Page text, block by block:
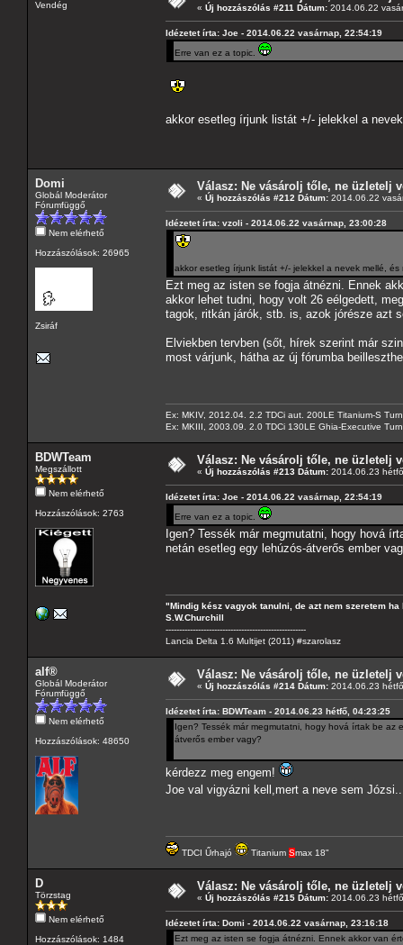
Vendég « Új hozzászólás #211 Dátum: 2014.06.22
Idézetet írta: Joe - 2014.06.22 vasárnap, 22:54:19
Erre van ez a topic.
akkor esetleg írjunk listát +/- jelekkel a
Domi
Globál Moderátor
Fórumfüggő
Nem elérhető
Hozzászólások: 26965
Zsiráf
Válasz: Ne vásárolj tőle, ne üzletelj
« Új hozzászólás #212 Dátum: 2014.06.22
Idézetet írta: vzoli - 2014.06.22 vasárnap, 23:00:28
akkor esetleg írjunk listát +/- jelekkel a nevek mellé,
Ezt meg az isten se fogja átnézni. Ennek
akkor lehet tudni, hogy volt 26 eélgedett,
tagok, ritkán járók, stb. is, azok jórésze azt
Elviekben tervben (sőt, hírek szerint már
most várjunk, hátha az új fórumba
Ex: MKIV, 2012.04. 2.2 TDCi aut. 200LE Titanium-S
Ex: MKIII, 2003.09. 2.0 TDCi 130LE Ghia-Executive
BDWTeam
Megszállott
Nem elérhető
Hozzászólások: 2763
Válasz: Ne vásárolj tőle, ne üzletelj
« Új hozzászólás #213 Dátum: 2014.06.23
Idézetet írta: Joe - 2014.06.22 vasárnap, 22:54:19
Erre van ez a topic.
Igen? Tessék már megmutatni, hogy hová
netán esetleg egy lehúzós-átverős ember
"Mindig kész vagyok tanulni, de azt nem szeretem
S.W.Churchill
----------------------------------------------------
Lancia Delta 1.6 Multijet (2011) #szarolasz
alf®
Globál Moderátor
Fórumfüggő
Nem elérhető
Hozzászólások: 48650
Válasz: Ne vásárolj tőle, ne üzletelj
« Új hozzászólás #214 Dátum: 2014.06.23
Idézetet írta: BDWTeam - 2014.06.23 hétfő, 04:23:25
Igen? Tessék már megmutatni, hogy hová írtak be
átverős ember vagy?
kérdezz meg engem!
Joe val vigyázni kell,mert a neve sem
TDCI Űrhajó Titanium Smax 18"
D
Törzstag
Nem elérhető
Hozzászólások: 1484
Válasz: Ne vásárolj tőle, ne üzletelj
« Új hozzászólás #215 Dátum: 2014.06.23
Idézetet írta: Domi - 2014.06.22 vasárnap, 23:16:18
Ezt meg az isten se fogja átnézni. Ennek akkor van